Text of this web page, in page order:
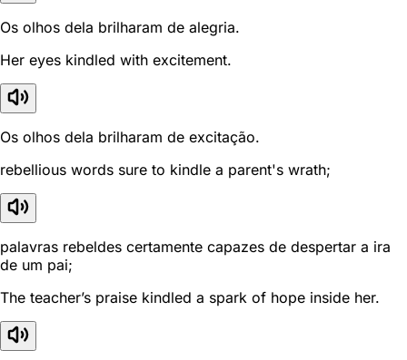
Os olhos dela brilharam de alegria.
Her eyes kindled with excitement.
Os olhos dela brilharam de excitação.
rebellious words sure to kindle a parent's wrath;
palavras rebeldes certamente capazes de despertar a ira
de um pai;
The teacher’s praise kindled a spark of hope inside her.